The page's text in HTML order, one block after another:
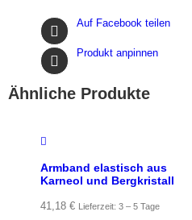
Auf Facebook teilen
Produkt anpinnen
Ähnliche Produkte
Armband elastisch aus
Karneol und Bergkristall
41,18 € Lieferzeit: 3 – 5 Tage